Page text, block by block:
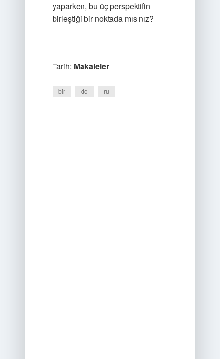
yaparken, bu üç perspektifin
birleştiği bir noktada mısınız?
Tarih: Makaleler
bir do ru